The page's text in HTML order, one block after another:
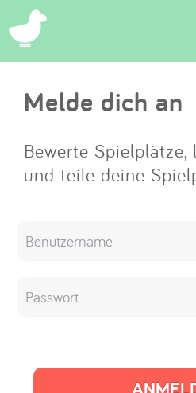
Melde dich an
Bewerte
und teile deine